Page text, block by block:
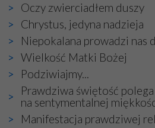
Oczy zwierciadłem duszy
Chrystus, jedyna nadzieja
Niepokalana prowadzi nas
Wielkość Matki Bożej
Podziwiajmy...
Prawdziwa świętość
na sentymentalnej
Manifestacja prawdziwej